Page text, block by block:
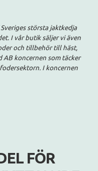
största jaktkedja
I vår butik säljer vi även
och tillbehör till häst,
AB koncernen som täcker
I koncernen
FÖR